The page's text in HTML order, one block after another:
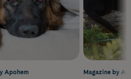
Magazine by
Apohem